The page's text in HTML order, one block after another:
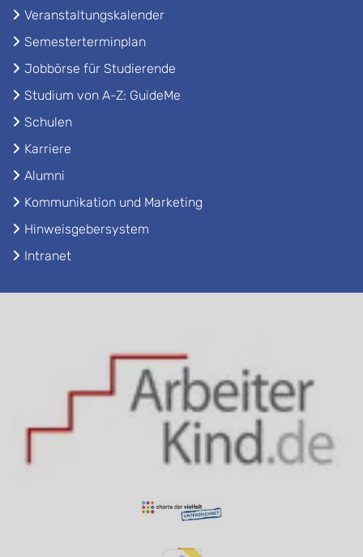
Veranstaltungskalender
Semesterterminplan
Jobbörse für Studierende
Studium von A-Z: GuideMe
Schulen
Karriere
Alumni
Kommunikation und Marketing
Hinweisgebersystem
Intranet